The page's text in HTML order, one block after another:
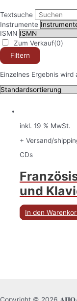
Textsuche
Instrumente
ISMN
Zum Verkauf(0)
Filtern
Einzelnes Ergebnis wird
inkl. 19 % MwSt.
+ Versand/
CDs
und
In den
Copyright © 2026